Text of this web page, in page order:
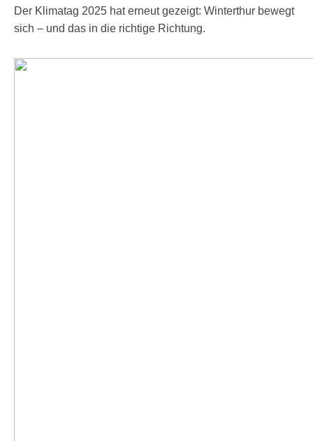
Der Klimatag 2025 hat erneut gezeigt: Winterthur bewegt
sich – und das in die richtige Richtung.